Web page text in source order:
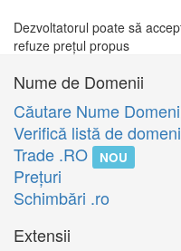
Dezvoltatorul poate să
refuze prețul propus
Nume de Domenii
Căutare Nume
Verifică listă de
Trade .RO
NOU
Preţuri
Schimbări .ro
Extensii